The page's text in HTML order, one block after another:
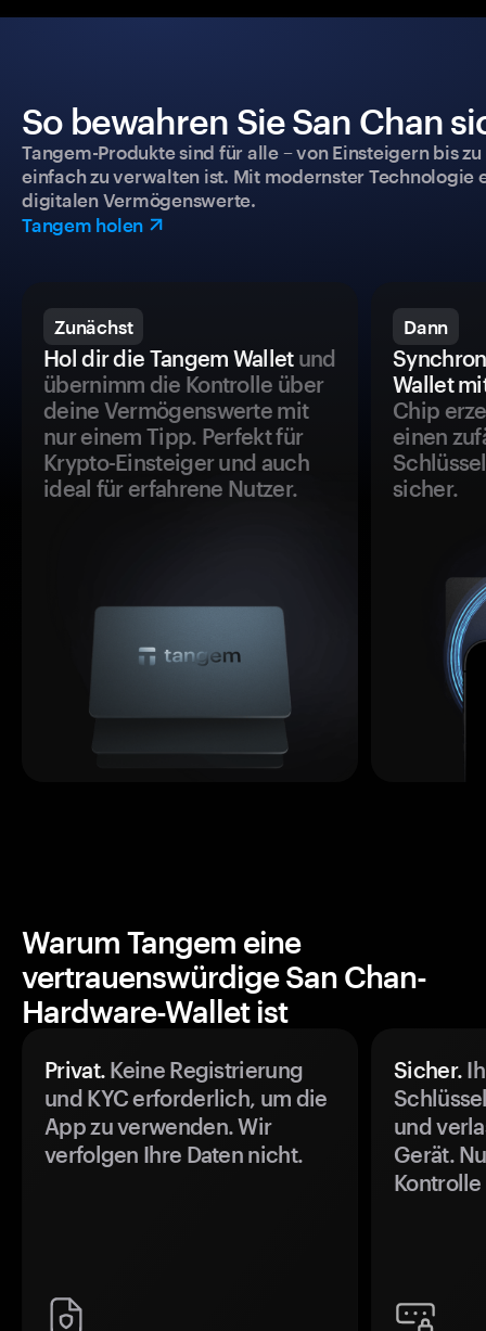
So bewahren Sie San Chan
Tangem-Produkte sind für alle – von Einsteigern bis
einfach zu verwalten ist. Mit modernster
digitalen Vermögenswerte.
Tangem holen
Zunächst
Hol dir die Tangem Walletund
übernimm die Kontrolle über
deine Vermögenswerte mit
nur einem Tipp. Perfekt für
Krypto-Einsteiger und auch
ideal für erfahrene Nutzer.
Dann
Wallet
Chip
einen
sicher.
Warum Tangem eine
vertrauenswürdige San Chan-
Hardware-Wallet ist
Privat. Keine Registrierung
und KYC erforderlich, um die
App zu verwenden. Wir
verfolgen Ihre Daten nicht.
Sicher.
und
Gerät.